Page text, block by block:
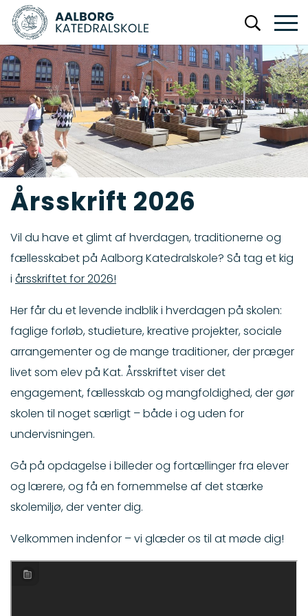
Årsskrift 2026
Vil du have et glimt af hverdagen, traditionerne og
fællesskabet på Aalborg Katedralskole? Så tag et kig
i årsskriftet for 2026!
Her får du et levende indblik i hverdagen på skolen:
faglige forløb, studieture, kreative projekter, sociale
arrangementer og de mange traditioner, der præger
livet som elev på Kat. Årsskriftet viser det
engagement, fællesskab og mangfoldighed, der gør
skolen til noget særligt – både i og uden for
undervisningen.
Gå på opdagelse i billeder og fortællinger fra elever
og lærere, og få en fornemmelse af det stærke
skolemiljø, der venter dig.
Velkommen indenfor – vi glæder os til at møde dig!